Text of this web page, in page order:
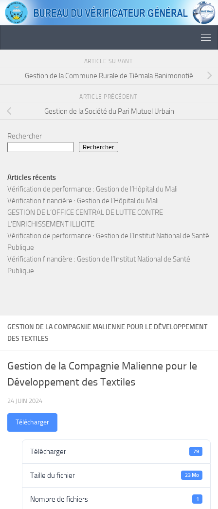
Skip to content
GESTION DE LA COMPAGNIE MALIENNE POUR LE DÉVELOPPEMENT
DES TEXTILES
Gestion de la Compagnie Malienne pour le
Développement des Textiles
24 JUIN 2024
Télécharger
Télécharger 79
Taille du fichier 23 Mo
Nombre de fichiers 1
ARTICLE SUIVANT
Gestion de la Commune Rurale de Tiémala Banimonotié
ARTICLE PRÉCÉDENT
Gestion de la Société du Pari Mutuel Urbain
Rechercher
Rechercher
Articles récents
Vérification de performance : Gestion de l’Hôpital du Mali
Vérification financière : Gestion de l’Hôpital du Mali
GESTION DE L’OFFICE CENTRAL DE LUTTE CONTRE
L’ENRICHISSEMENT ILLICITE
Vérification de performance : Gestion de l’Institut National de Santé
Publique
Vérification financière : Gestion de l’Institut National de Santé
Publique